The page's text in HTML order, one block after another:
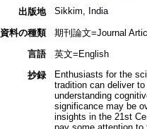
出版地 Sikkim, India
資料の種類
期刊論文=Journal
言語
英文=English
抄録
Enthusiasts for the
tradition can deliver
understanding
significance may be
insights in the 21st